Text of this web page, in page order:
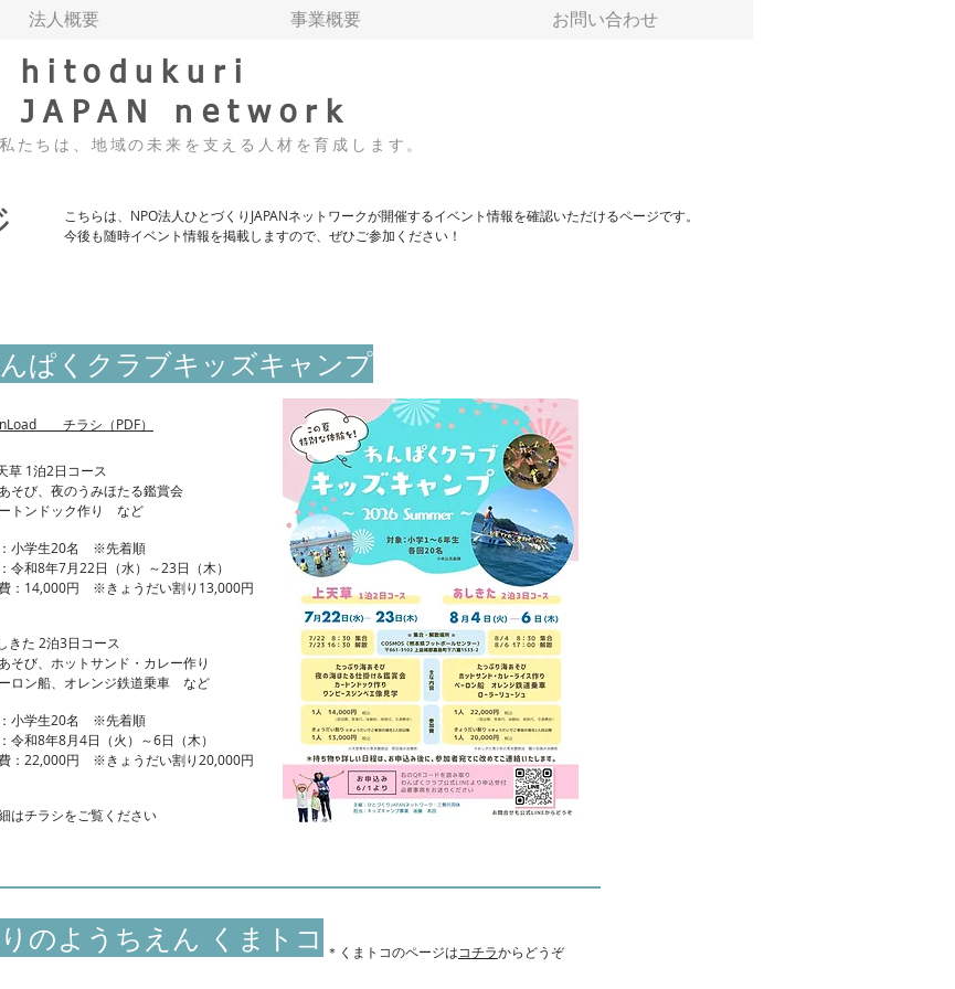
法人概要 事業概要 お問い合わせ
hitodukuri
JAPAN network
私たちは、地域の未来を支える人材を育成します。
​こちらは、NPO法人ひとづくりJAPANネットワークが開催するイベント情報を確認いただけるページです。
今後も随時イベント情報を掲載しますので、ぜひご参加ください！
ぱくクラブキッズキャンプ
草 1泊2日 コース
そび、夜のうみほたる鑑賞会
トンドック作り など
小学生20名 ※先着順
令和8年7月22日（水）～23日（木）
：14,000円 ※きょうだい割り13,000円
きた 2泊3日コース
そび、ホットサンド・カレー作り
ロン船、オレンジ鉄道乗車 など
小学生20名 ※先着順
令和8年8月4日（火）～6日（木）
：22,000円 ※きょうだい割り20,000円
はチラシをご覧ください
チラシ（PDF）
のようちえん くまトコ ​＊くまトコのページはコチラからどうぞ